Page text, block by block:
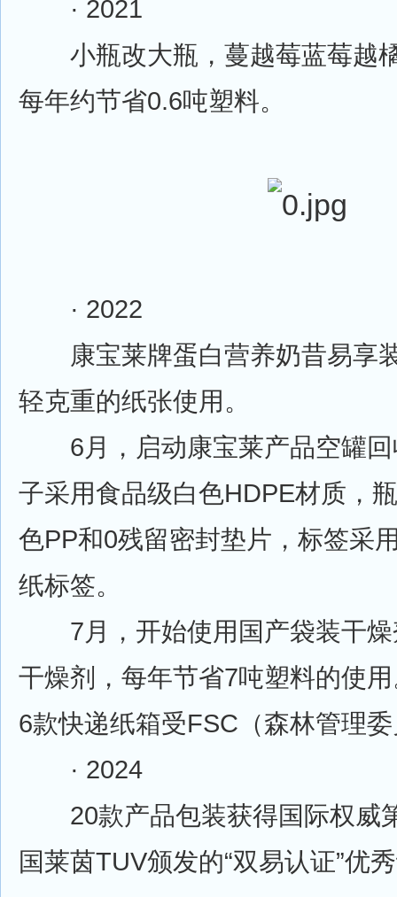
· 2021
小瓶改大瓶，蔓越莓蓝莓越
每年约节省0.6吨塑料。
· 2022
康宝莱牌蛋白营养奶昔易享
轻克重的纸张使用。
6月，启动康宝莱产品空罐回
子采用食品级白色HDPE材质，
色PP和0残留密封垫片，标签采
纸标签。
7月，开始使用国产袋装干燥
干燥剂，每年节省7吨塑料的使
6款快递纸箱受FSC（森林管理
· 2024
20款产品包装获得国际权威
国莱茵TUV颁发的“双易认证”优